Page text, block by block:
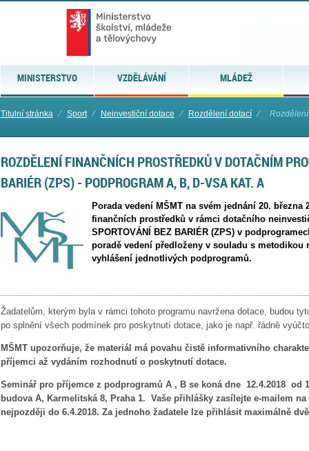
MINISTERSTVO VZDĚLÁVÁNÍ MLÁDEŽ
Titulní stránka ⁄ Sport ⁄ Neinvestiční dotace ⁄ Rozdělení dotací ⁄
ROZDĚLENÍ FINANČNÍCH PROSTŘEDKŮ V DOTAČNÍM
BARIÉR (ZPS) - PODPROGRAM A, B, D-VSA KAT. A
Porada vedení MŠMT na svém jednání 20.
finančních prostředků v rámci dotačního
SPORTOVÁNÍ BEZ BARIÉR (ZPS) v
poradě vedení předloženy v souladu s metodikou
vyhlášení jednotlivých podprogramů.
Žadatelům, kterým byla v rámci tohoto programu navržena dotace, budou
po splnění všech podmínek pro poskytnutí dotace, jako je např. řádně
MŠMT upozorňuje, že materiál má povahu čistě informativního
příjemci až vydáním rozhodnutí o poskytnutí dotace.
Seminář pro příjemce z podprogramů A , B se koná dne 12.4.2018 od
budova A, Karmelitská 8, Praha 1. Vaše přihlášky zasílejte e-mailem na
nejpozději do 6.4.2018. Za jednoho žadatele lze přihlásit maximálně